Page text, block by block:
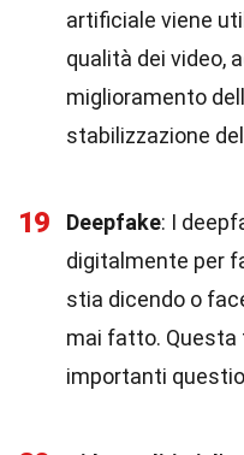
artificiale viene
qualità dei video,
miglioramento
stabilizzazione
19 Deepfake: I
digitalmente per
stia dicendo o
mai fatto. Questa
importanti